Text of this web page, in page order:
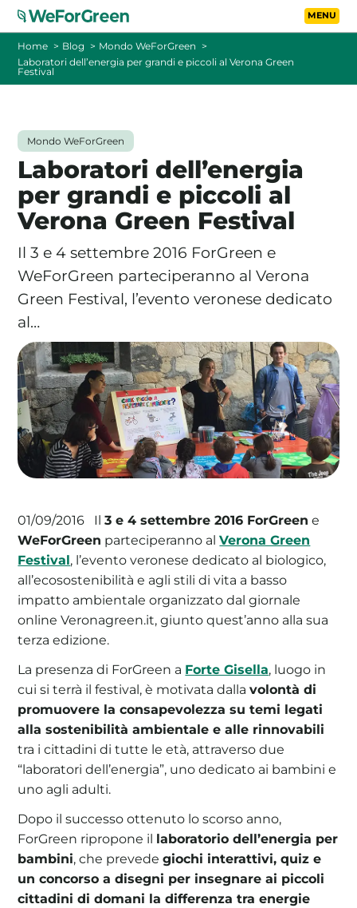
Vai al contenuto
La tua cooperativa energetica sostenibile
Area Soci
| Aderisci a WeForGreen
TARIFFE
FOTOVOLTAICO A DISTANZA
FAQ
BLOG
CONTATTI
PASSA A WEFORGREEN
Home Blog
Mondo WeForGreen
Laboratori dell’energia per grandi e piccoli al Verona Green
Festival
Mondo WeForGreen
Laboratori dell’energia
per grandi e piccoli al
Verona Green Festival
Il 3 e 4 settembre 2016 ForGreen e
WeForGreen parteciperanno al Verona
Green Festival, l’evento veronese dedicato
al…
01/09/2016 Il3 e 4 settembre 2016 ForGreen e
WeForGreen parteciperanno alVerona Green
Festival, l’evento veronese dedicato al biologico,
all’ecosostenibilità e agli stili di vita a basso
impatto ambientale organizzato dal giornale
online Veronagreen.it, giunto quest’anno alla sua
terza edizione.
La presenza di ForGreen a Forte Gisella, luogo in
cui si terrà il festival, è motivata dallavolontà di
promuovere la consapevolezza su temi legati
alla sostenibilità ambientale e alle rinnovabili
tra i cittadini di tutte le età, attraverso due
“laboratori dell’energia”, uno dedicato ai bambini e
uno agli adulti.
Dopo il successo ottenuto lo scorso anno,
ForGreen ripropone il laboratorio dell’energia per
bambini, che prevedegiochi interattivi, quiz e
un concorso a disegni per insegnare ai piccoli
cittadini di domani la differenza tra energie